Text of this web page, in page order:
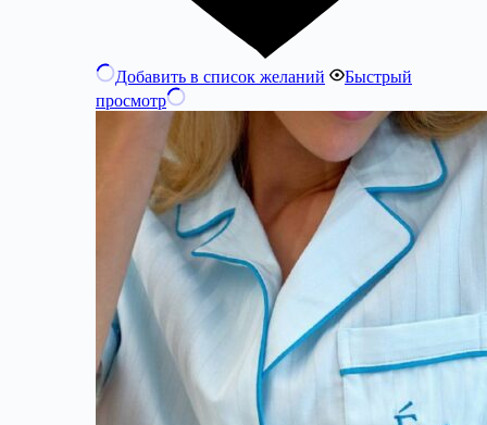
Добавить в список желаний
Быстрый
просмотр